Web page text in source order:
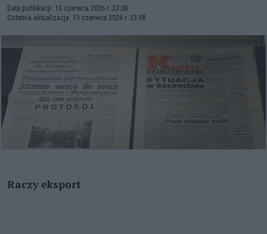
Data publikacji: 13 czerwca 2026 r. 23:08
Ostatnia aktualizacja: 13 czerwca 2026 r. 23:08
Raczy eksport